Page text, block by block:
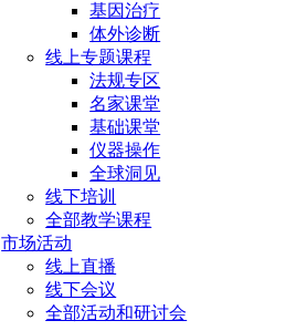
基因治疗
体外诊断
线上专题课程
法规专区
名家课堂
基础课堂
仪器操作
全球洞见
线下培训
全部教学课程
市场活动
线上直播
线下会议
全部活动和研讨会